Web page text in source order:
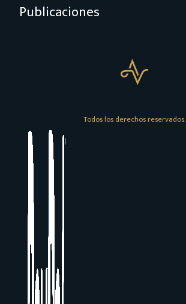
Publicaciones
Todos los derechos reservados.